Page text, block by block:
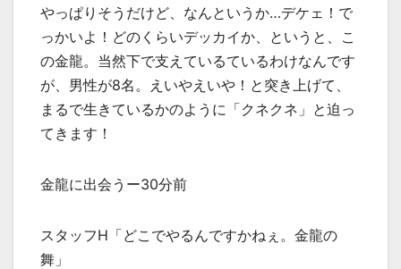
やっぱりそうだけど、なんというか…デケェ！で
っかいよ！どのくらいデッカイか、というと、こ
の金龍。当然下で支えているているわけなんです
が、男性が8名。えいやえいや！と突き上げて、
まるで生きているかのように「クネクネ」と迫っ
てきます！
金龍に出会うー30分前
スタッフH「どこでやるんですかねぇ。金龍の
舞」